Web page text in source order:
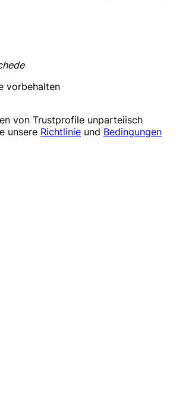
vorbehalten
von Trustprofile unparteiisch
unsere Richtlinie und Bedingungen